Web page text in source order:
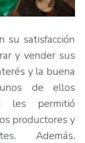
su satisfacción
y vender sus
y la buena
de ellos
les permitió
productores y
Además,